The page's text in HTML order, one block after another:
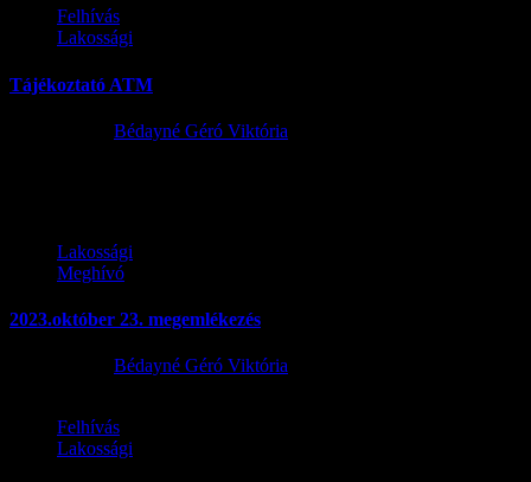
Felhívás
Lakossági
Tájékoztató ATM
Bédayné Géró Viktória
Lakossági
Meghívó
2023.október 23. megemlékezés
Bédayné Géró Viktória
Felhívás
Lakossági